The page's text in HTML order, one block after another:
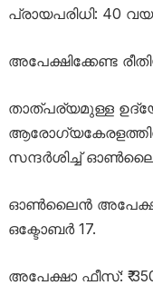
പ്രായപരിധി: 40
അപേക്ഷിക്കേണ്ട
താത്പര്യമുള്ള
സന്ദർശിച്ച്
ഓൺലൈൻ അപേക്ഷ
ഒക്ടോബർ 17.
അപേക്ഷാ ഫീസ്: ₹